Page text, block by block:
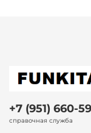
+7 (951) 660-
справочная служба